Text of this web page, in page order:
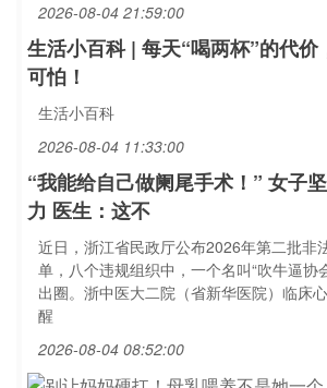
2026-08-04 21:59:00
生活小百科 | 每天“喝两杯”的代价
可怕！
生活小百科
2026-08-04 11:33:00
“我能给自己做阑尾手术！” 女子
力 医生：这不
近日，浙江省民政厅公布2026年第二批非
单，八个违规组织中，一个名叫“吹牛逼协
出圈。浙中医大二院（省新华医院）临床
醒
2026-08-04 08:52:00